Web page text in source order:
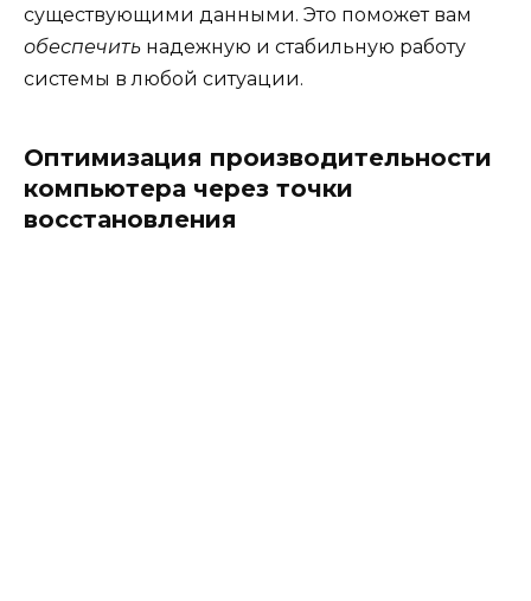
существующими данными. Это поможет вам
обеспечить надежную и стабильную работу
системы в любой ситуации.
Оптимизация производительности
компьютера через точки
восстановления